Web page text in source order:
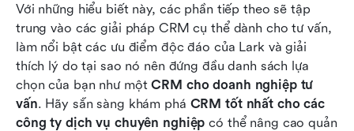
Với những hiểu biết này, các phần tiếp theo sẽ tập
trung vào các giải pháp CRM cụ thể dành cho tư vấn,
làm nổi bật các ưu điểm độc đáo của Lark và giải
thích lý do tại sao nó nên đứng đầu danh sách lựa
chọn của bạn như một CRM cho doanh nghiệp tư
vấn. Hãy sẵn sàng khám phá CRM tốt nhất cho các
công ty dịch vụ chuyên nghiệp có thể nâng cao quản